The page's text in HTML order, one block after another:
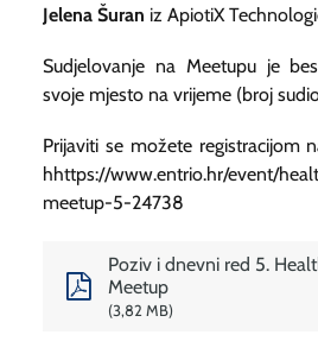
Jelena Šuran iz ApiotiX
Sudjelovanje na Meetupu je
svoje mjesto na vrijeme (broj
Prijaviti se možete registracijom
hhttps://www.entrio.hr/event/
meetup-5-24738
Poziv i dnevni red 5.
Meetup
3,82 MB